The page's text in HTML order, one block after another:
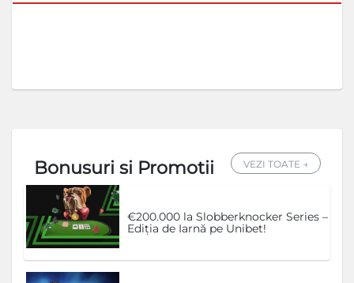
Bonusuri si Promotii VEZI TOATE →
€200.000 la Slobberknocker Series –
Ediția de Iarnă pe Unibet!